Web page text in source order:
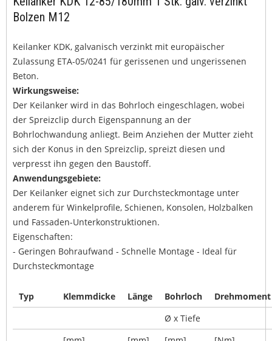
Bolzen M12
Keilanker KDK, galvanisch verzinkt mit europäischer
Zulassung ETA-05/0241 für gerissenen und ungerissenen
Beton.
Wirkungsweise:
Der Keilanker wird in das Bohrloch eingeschlagen, wobei
der Spreizclip durch Eigenspannung an der
Bohrlochwandung anliegt. Beim Anziehen der Mutter zieht
sich der Konus in den Spreizclip, spreizt diesen und
verpresst ihn gegen den Baustoff.
Anwendungsgebiete:
Der Keilanker eignet sich zur Durchsteckmontage unter
anderem für Winkelprofile, Schienen, Konsolen, Holzbalken
und Fassaden-Unterkonstruktionen.
Eigenschaften:
- Geringen Bohraufwand - Schnelle Montage - Ideal für
Durchsteckmontage
Typ Klemmdicke Länge Bohrloch
Drehmoment
Ø x Tiefe